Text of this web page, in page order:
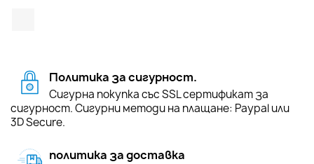
Политика за сигурност.
Сигурна покупка със SSL сертификат за
сигурност. Сигурни методи на плащане: Paypal или
3D Secure.
политика за доставка